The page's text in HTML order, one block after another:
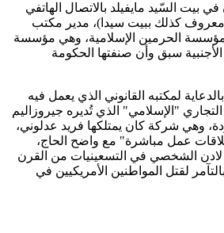
السّيد مايفيلد بالاتصال الهاتفي
(معروف كذلك ببيت سيدا)، مدير مكتب
لمؤسسة الحرمين الإسلامية، وهي مؤسسة
سبق وأن صنفتها الحكومة
لمكتبه القانوني الذي يعمل فيه
"الإسلامي" الذي تُديره جيروزاليم
وهي شركة كان يمتلكها فريد عدلوني،
عمل مباشرة" مع واضح الحاج،
الشخصي في التسعينيات من القرن
لقتل المواطنين الأمريكيين في